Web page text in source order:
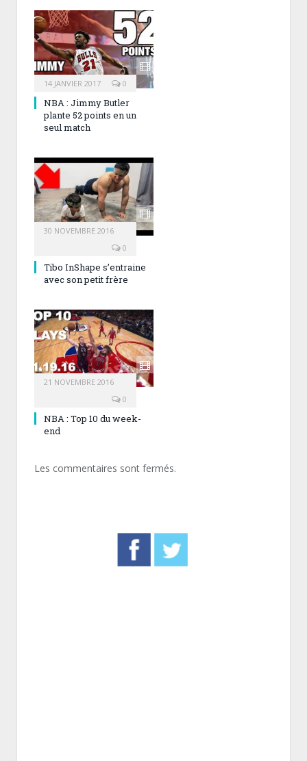
14 JANVIER 2017 0
NBA : Jimmy Butler
plante 52 points en un
seul match
30 NOVEMBRE 2016
0
Tibo InShape s’entraine
avec son petit frère
21 NOVEMBRE 2016
0
NBA : Top 10 du week-
end
Les commentaires sont fermés.